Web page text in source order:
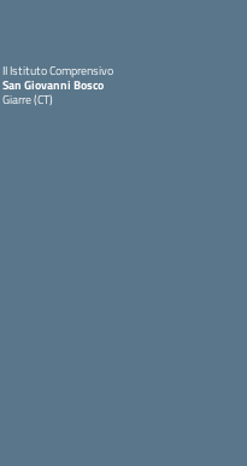
II Istituto Comprensivo
San Giovanni Bosco
Giarre (CT)